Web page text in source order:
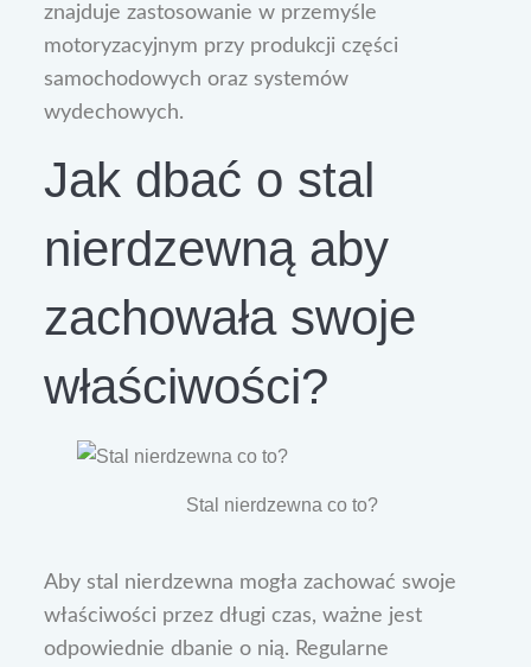
znajduje zastosowanie w przemyśle
motoryzacyjnym przy produkcji części
samochodowych oraz systemów
wydechowych.
Jak dbać o stal
nierdzewną aby
zachowała swoje
właściwości?
Stal nierdzewna co to?
Aby stal nierdzewna mogła zachować swoje
właściwości przez długi czas, ważne jest
odpowiednie dbanie o nią. Regularne